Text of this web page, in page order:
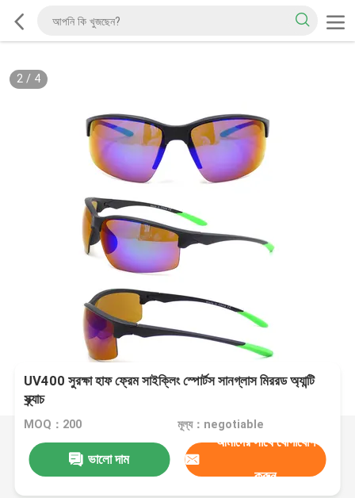
2/ 4
UV400 সুরক্ষা হাফ ফ্রেম সাইক্লিং স্পোর্টস সানগ্লাস মিররড অ্যান্টি
স্ক্র্যাচ
MOQ：200 মূল্য：negotiable
ভালো দাম
আমাদের সাথে যোগাযোগ
করুন